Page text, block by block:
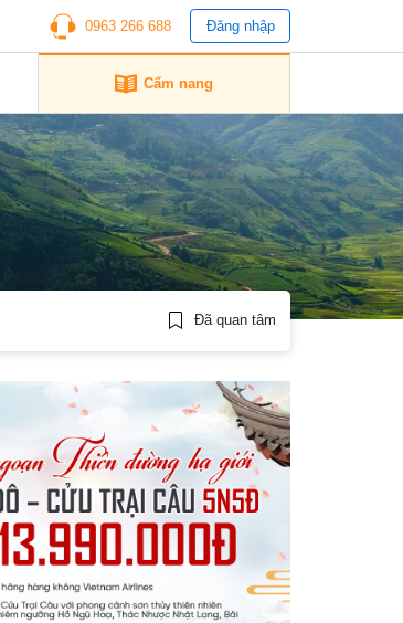
0963 266 688 Đăng nhập
Cẩm nang
Đã quan tâm